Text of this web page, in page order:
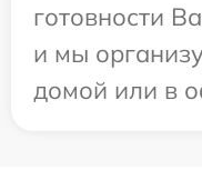
готовности
и мы
домой или в